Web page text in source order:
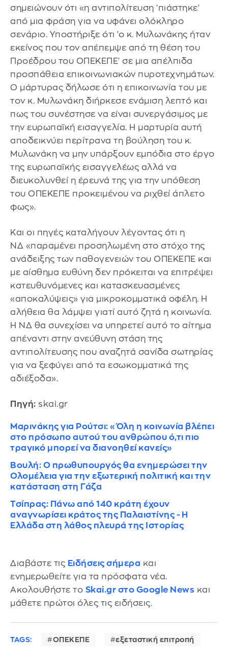
σημειώνουν ότι «η αντιπολίτευση 'πιάστηκε'
από μια φράση για να υφάνει ολόκληρο
σενάριο. Υποστήριξε ότι 'ο κ. Μυλωνάκης ήταν
εκείνος που τον απέπεμψε από τη θέση του
Προέδρου του ΟΠΕΚΕΠΕ' σε μια απέλπιδα
προσπάθεια επικοινωνιακών πυροτεχνημάτων.
Ο μάρτυρας δήλωσε ότι η επικοινωνία του με
τον κ. Μυλωνάκη διήρκεσε ενάμιση λεπτό και
πως του συνέστησε να είναι συνεργάσιμος με
την ευρωπαϊκή εισαγγελία. Η μαρτυρία αυτή
αποδεικνύει περίτρανα τη βούληση του κ.
Μυλωνάκη να μην υπάρξουν εμπόδια στο έργο
της ευρωπαϊκής εισαγγελέως αλλά να
διευκολυνθεί η έρευνά της για την υπόθεση
του ΟΠΕΚΕΠΕ προκειμένου να ριχθεί άπλετο
φως».
Και οι πηγές καταλήγουν λέγοντας ότι η
ΝΔ «παραμένει προσηλωμένη στο στόχο της
ανάδειξης των παθογενειών του ΟΠΕΚΕΠΕ και
με αίσθημα ευθύνη δεν πρόκειται να επιτρέψει
κατευθυνόμενες και κατασκευασμένες
«αποκαλύψεις» για μικροκομματικά οφέλη. Η
αλήθεια θα λάμψει γιατί αυτό ζητά η κοινωνία.
Η ΝΔ θα συνεχίσει να υπηρετεί αυτό το αίτημα
απέναντι στην ανεύθυνη στάση της
αντιπολίτευσης που αναζητά σανίδα σωτηρίας
για να ξεφύγει από τα εσωκομματικά της
αδιέξοδα».
Πηγή: skai.gr
Μαρινάκης για Ρούτσι: «Όλη η κοινωνία βλέπει
στο πρόσωπο αυτού του ανθρώπου ό,τι πιο
τραγικό μπορεί να διανοηθεί κανείς»
Βουλή: Ο πρωθυπουργός θα ενημερώσει την
Ολομέλεια για την εξωτερική πολιτική και την
κατάσταση στη Γάζα
Τσίπρας: Πάνω από 140 κράτη έχουν
αναγνωρίσει κράτος της Παλαιστίνης - Η
Ελλάδα στη λάθος πλευρά της Ιστορίας
Διαβάστε τις Ειδήσεις σήμερα και
ενημερωθείτε για τα πρόσφατα νέα.
Ακολουθήστε το Skai.gr στο Google News και
μάθετε πρώτοι όλες τις ειδήσεις.
TAGS: ΟΠΕΚΕΠΕ εξεταστική επιτροπή